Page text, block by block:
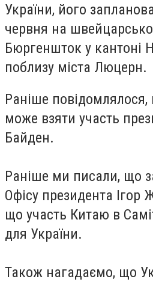
України, його
червня на
Бюргеншток у кантоні
поблизу міста Люцерн.
Раніше повідомлялося,
може взяти участь
Байден.
Раніше ми писали, що
Офісу президента Ігор
що участь Китаю в
для України.
Також нагадаємо, що